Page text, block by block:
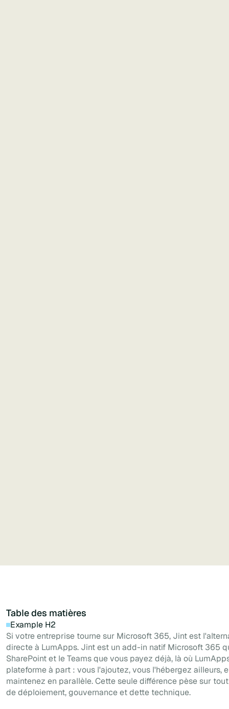
Table des matières
Example H2
Si votre entreprise tourne sur Microsoft 365, Jint est
directe à LumApps. Jint est un add-in natif Microsoft 365
SharePoint et le Teams que vous payez déjà, là où
plateforme à part : vous l'ajoutez, vous l'hébergez ailleurs,
maintenez en parallèle. Cette seule différence pèse sur
de déploiement, gouvernance et dette technique.